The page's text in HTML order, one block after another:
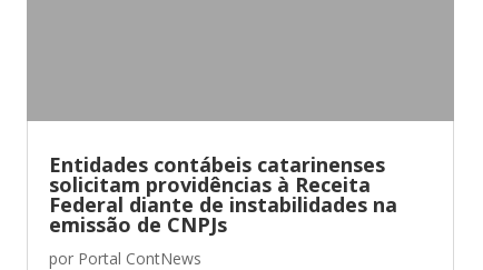
Entidades contábeis catarinenses
solicitam providências à Receita
Federal diante de instabilidades na
emissão de CNPJs
por Portal ContNews